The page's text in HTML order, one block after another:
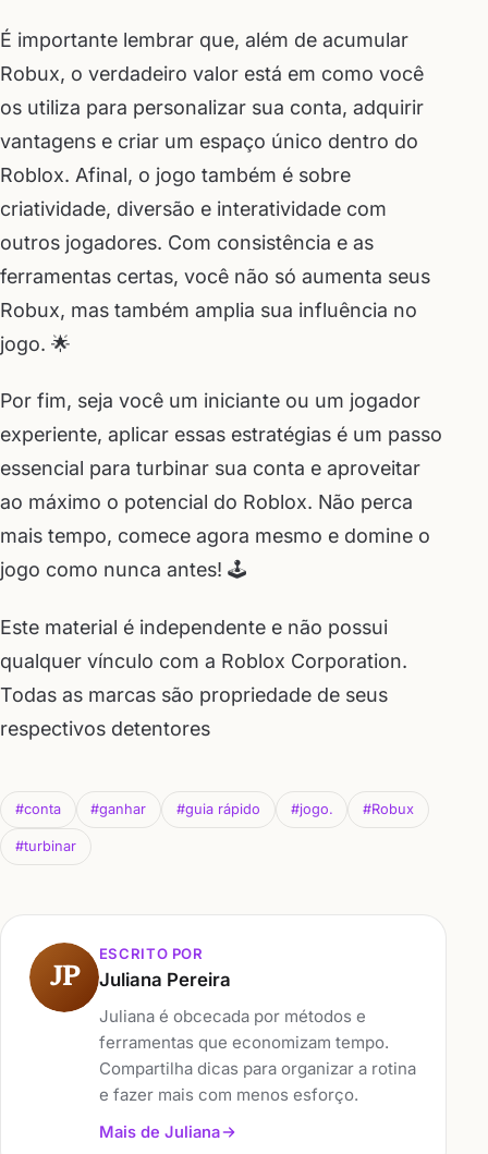
É importante lembrar que, além de acumular
Robux, o verdadeiro valor está em como você
os utiliza para personalizar sua conta, adquirir
vantagens e criar um espaço único dentro do
Roblox. Afinal, o jogo também é sobre
criatividade, diversão e interatividade com
outros jogadores. Com consistência e as
ferramentas certas, você não só aumenta seus
Robux, mas também amplia sua influência no
jogo. 🌟
Por fim, seja você um iniciante ou um jogador
experiente, aplicar essas estratégias é um passo
essencial para turbinar sua conta e aproveitar
ao máximo o potencial do Roblox. Não perca
mais tempo, comece agora mesmo e domine o
jogo como nunca antes! 🕹️
Este material é independente e não possui
qualquer vínculo com a Roblox Corporation.
Todas as marcas são propriedade de seus
respectivos detentores
#conta #ganhar #guia rápido #jogo. #Robux
#turbinar
JP
ESCRITO POR
Juliana Pereira
Juliana é obcecada por métodos e
ferramentas que economizam tempo.
Compartilha dicas para organizar a rotina
e fazer mais com menos esforço.
Mais de Juliana